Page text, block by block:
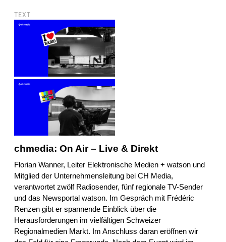
TEXT
chmedia: On Air – Live & Direkt
Florian Wanner, Leiter Elektronische Medien + watson und
Mitglied der Unternehmensleitung bei CH Media,
verantwortet zwölf Radiosender, fünf regionale TV-Sender
und das Newsportal watson. Im Gespräch mit Frédéric
Renzen gibt er spannende Einblick über die
Herausforderungen im vielfältigen Schweizer
Regionalmedien Markt. Im Anschluss daran eröffnen wir